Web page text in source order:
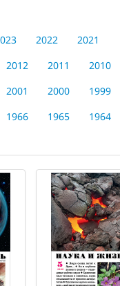
2022
2021
2012 2011
2010
2001 2000
1999
1966 1965
1964